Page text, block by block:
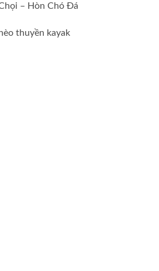
– Hòn Chó Đá
thuyền kayak